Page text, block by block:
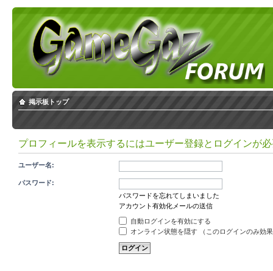
掲示板トップ
プロフィールを表示するにはユーザー登録とログインが
ユーザー名:
パスワード:
パスワードを忘れてしまいました
アカウント有効化メールの送信
自動ログインを有効にする
オンライン状態を隠す （このログインのみ効